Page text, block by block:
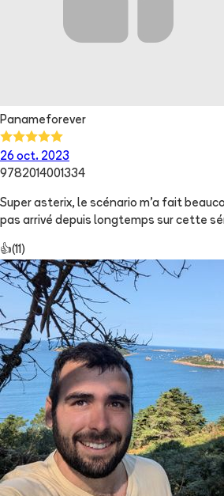
Panameforever
26 oct. 2023
9782014001334
Super asterix, le scénario m'a fait
pas arrivé depuis longtemps sur cette
👍(11)